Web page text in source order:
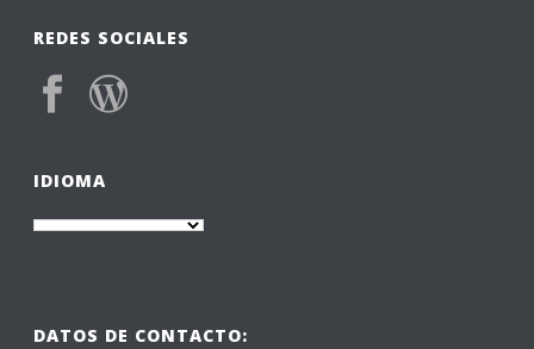
REDES SOCIALES
IDIOMA
DATOS DE CONTACTO: